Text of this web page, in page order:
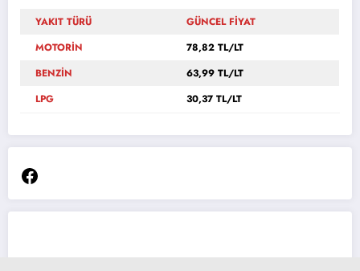
YAKIT TÜRÜ
GÜNCEL FİYAT
MOTORİN
78,82 TL/LT
BENZİN
63,99 TL/LT
LPG
30,37 TL/LT
Facebook